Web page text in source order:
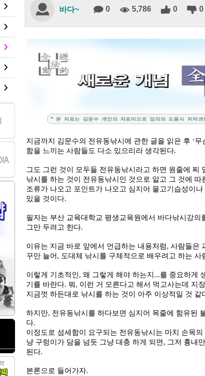
바다~ 0 5,786 0 0
지금까지 김문수의 전유동낚시에 관한 글을 읽은 후 ‘무
함을 느끼는 사람들도 다소 있으리라 생각된다.
그도 그런 것이 모두들 전유동낚시라고 하면 원줄에 찌
낚시를 하는 것이 전유동낚시인 것으로 알고 그 것에
조류가 나오고 포인트가 나오고 심지어 물고기습성이
있을 것이다.
필자는 부산 교육대학교 평생교육원에서 바다낚시강
그만 두려고 한다.
이유는 지금 바로 앞에서 언급하는 내용처럼, 사람들은
꾸만 늘어 , 도대체 낚시를 구체적으로 배우려고 하는 사
이렇게 기초적인 , 왜 그렇게 해야 하는지 ...를 중요하게
기를 바란다. 뭐 , 이런 거 모른다고 해서 먹고사는데 지
지금껏 하든대로 낚시를 하는 것이 아주 이상적일 것 같
하지만, 전유동낚시를 하다보면 심지어 목줄에 함유된
다.
이정도로 섬세함이 요구되는 전유동낚시는 마치 손목
냥 구렁이가 담을 넘듯 그냥 대충 하게 되면 , 그저 흉내
된다.
본론으로 들어가자.